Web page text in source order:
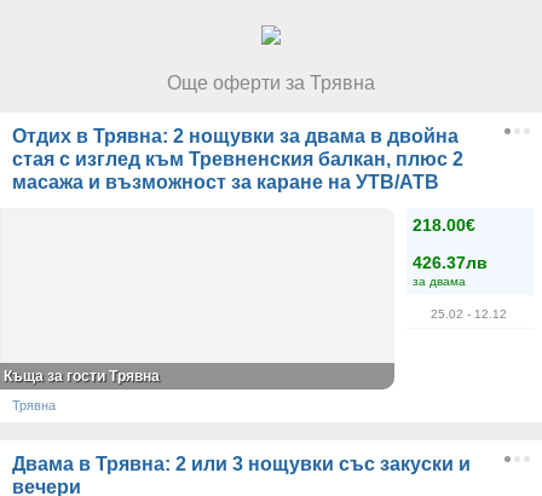
Още оферти за Трявна
Отдих в Трявна: 2 нощувки за двама в двойна
стая с изглед към Тревненския балкан, плюс 2
масажа и възможност за каране на УТВ/АТВ
218.00€
426.37лв
за двама
25.02 - 12.12
Къща за гости Трявна
Трявна
Двама в Трявна: 2 или 3 нощувки със закуски и
вечери